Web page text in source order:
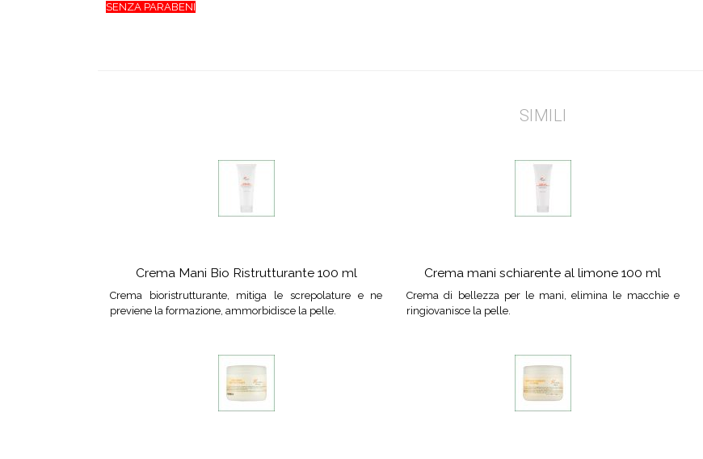
SENZA PARABENI
SIMILI
Crema Mani Bio Ristrutturante 100 ml
Crema bioristrutturante, mitiga le screpolature e ne
previene la formazione, ammorbidisce la pelle.
Crema mani schiarente al limone 100 ml
Crema di bellezza per le mani, elimina le macchie e
ringiovanisce la pelle.